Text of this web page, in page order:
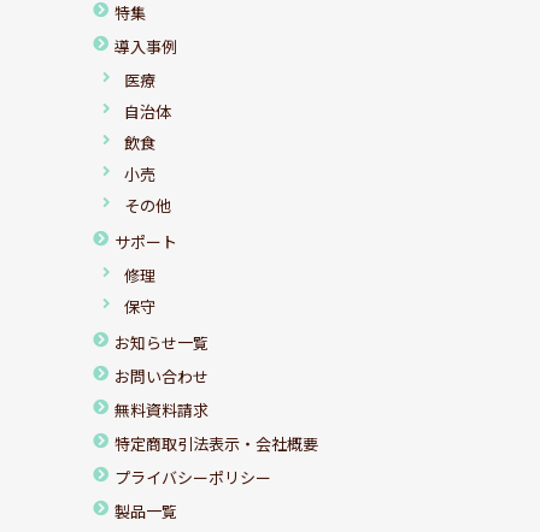
特集
導入事例
医療
自治体
飲食
小売
その他
サポート
修理
保守
お知らせ一覧
お問い合わせ
無料資料請求
特定商取引法表示・会社概要
プライバシーポリシー
製品一覧